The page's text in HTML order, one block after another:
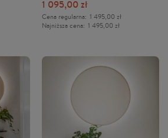
1 095,00 zł
Cena regularna: 1 495,00 zł
Najniższa cena: 1 495,00 zł